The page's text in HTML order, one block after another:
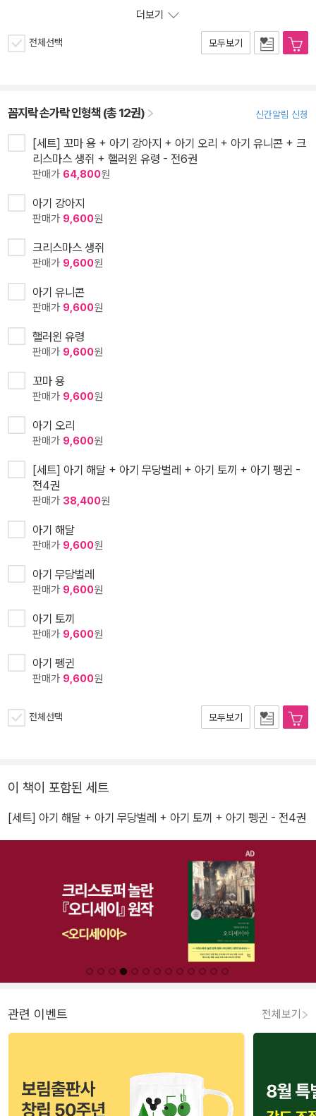
더보기
전체선택 모두보기
꼼지락 손가락 인형책 (총 12권) 신간알림 신청
[세트] 꼬마 용 + 아기 강아지 + 아기 오리 + 아기 유니콘 + 크
리스마스 생쥐 + 핼러윈 유령 - 전6권
판매가 64,800원
아기 강아지
판매가 9,600원
크리스마스 생쥐
판매가 9,600원
아기 유니콘
판매가 9,600원
핼러윈 유령
판매가 9,600원
꼬마 용
판매가 9,600원
아기 오리
판매가 9,600원
[세트] 아기 해달 + 아기 무당벌레 + 아기 토끼 + 아기 펭귄 -
전4권
판매가 38,400원
아기 해달
판매가 9,600원
아기 무당벌레
판매가 9,600원
아기 토끼
판매가 9,600원
아기 펭귄
판매가 9,600원
전체선택 모두보기
이 책이 포함된 세트
[세트] 아기 해달 + 아기 무당벌레 + 아기 토끼 + 아기 펭귄 - 전4권
관련 이벤트 전체보기